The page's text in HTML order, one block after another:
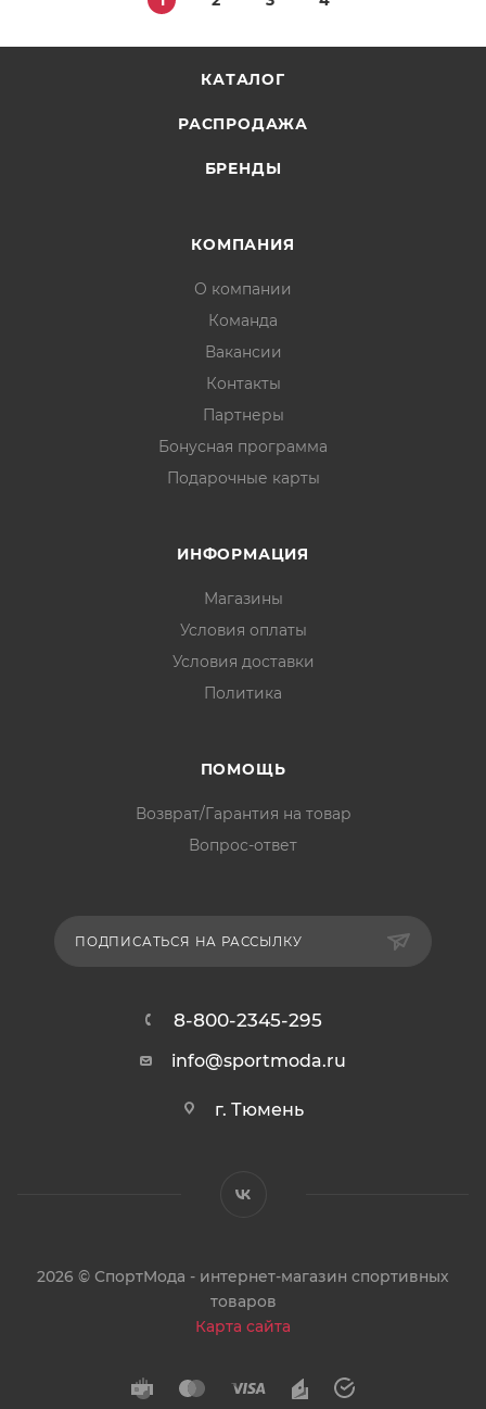
КАТАЛОГ
РАСПРОДАЖА
БРЕНДЫ
КОМПАНИЯ
О компании
Команда
Вакансии
Контакты
Партнеры
Бонусная программа
Подарочные карты
ИНФОРМАЦИЯ
Магазины
Условия оплаты
Условия доставки
Политика
ПОМОЩЬ
Возврат/Гарантия на товар
Вопрос-ответ
ПОДПИСАТЬСЯ НА РАССЫЛКУ
8-800-2345-295
info@sportmoda.ru
г. Тюмень
2026 © СпортМода - интернет-магазин спортивных
товаров
Карта сайта